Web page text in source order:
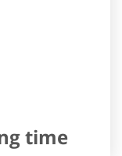
time